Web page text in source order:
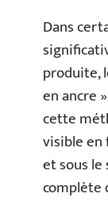
Dans
produite,
en ancre
cette
visible en
et sous
complète